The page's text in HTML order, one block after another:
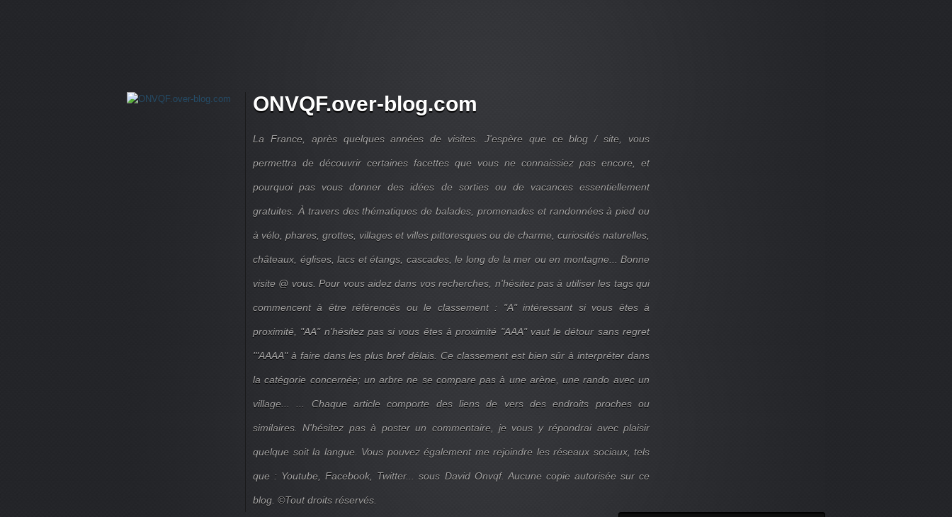
ONVQF.over-blog.com
La France, après quelques années de visites. J'espère que ce blog / site, vous
permettra de découvrir certaines facettes que vous ne connaissiez pas encore, et
pourquoi pas vous donner des idées de sorties ou de vacances essentiellement
gratuites. À travers des thématiques de balades, promenades et randonnées à pied ou
à vélo, phares, grottes, villages et villes pittoresques ou de charme, curiosités naturelles,
châteaux, églises, lacs et étangs, cascades, le long de la mer ou en montagne... Bonne
visite @ vous. Pour vous aidez dans vos recherches, n'hésitez pas à utiliser les tags qui
commencent à être référencés ou le classement : "A" intéressant si vous êtes à
proximité, "AA" n'hésitez pas si vous êtes à proximité "AAA" vaut le détour sans regret
'"AAAA" à faire dans les plus bref délais. Ce classement est bien sûr à interpréter dans
la catégorie concernée; un arbre ne se compare pas à une arène, une rando avec un
village... ... Chaque article comporte des liens de vers des endroits proches ou
similaires. N'hésitez pas à poster un commentaire, je vous y répondrai avec plaisir
quelque soit la langue. Vous pouvez également me rejoindre les réseaux sociaux, tels
que : Youtube, Facebook, Twitter... sous David Onvqf. Aucune copie autorisée sur ce
blog. ©Tout droits réservés.